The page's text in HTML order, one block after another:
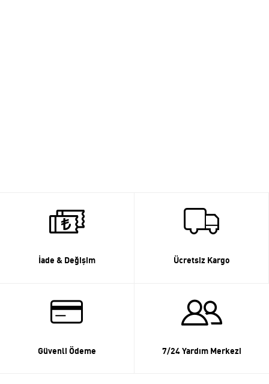
İade & Değişim Ücretsiz Kargo
Güvenli Ödeme 7/24 Yardım Merkezi